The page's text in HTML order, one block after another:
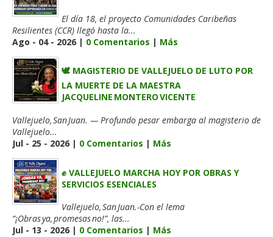
El día 18, el proyecto Comunidades Caribeñas
Resilientes (CCR) llegó hasta la...
Ago - 04 - 2026 | 0 Comentarios | Más
🕊️ MAGISTERIO DE VALLEJUELO DE LUTO POR
LA MUERTE DE LA MAESTRA
JACQUELINE MONTERO VICENTE
Vallejuelo, San Juan. — Profundo pesar embarga al magisterio de
Vallejuelo...
Jul - 25 - 2026 | 0 Comentarios | Más
✊ VALLEJUELO MARCHA HOY POR OBRAS Y
SERVICIOS ESENCIALES
Vallejuelo, San Juan.-Con el lema
“¡Obras ya, promesas no!”, las...
Jul - 13 - 2026 | 0 Comentarios | Más